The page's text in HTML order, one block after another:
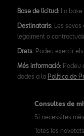
Base de licitud: La
Destinataris: Les
legalment o
Drets: Podeu exercir
Més informació: Podeu
dades a la Política de
Consultes de
Si necessites
Totes les